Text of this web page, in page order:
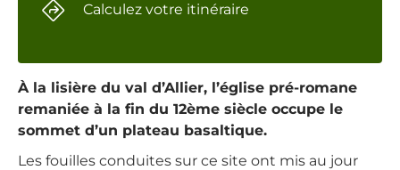
À la lisière du val d’Allier, l’église pré-romane
remaniée à la fin du 12ème siècle occupe le
sommet d’un plateau basaltique.
Les fouilles conduites sur ce site ont mis au jour
Calculez votre itinéraire